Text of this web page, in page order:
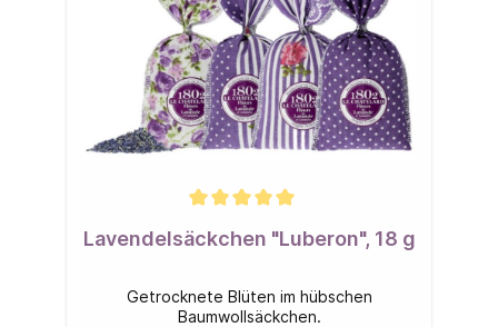
Lavendelsäckchen "Luberon", 18 g
Getrocknete Blüten im hübschen
Baumwollsäckchen.